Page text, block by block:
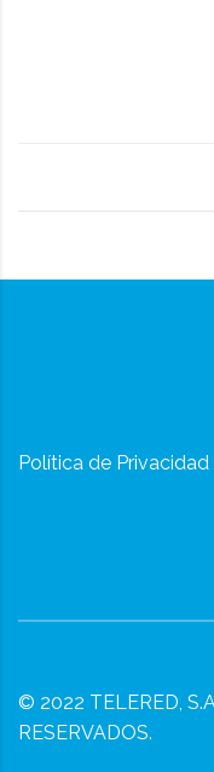
Política de
© 2022 TELERED,
RESERVADOS.